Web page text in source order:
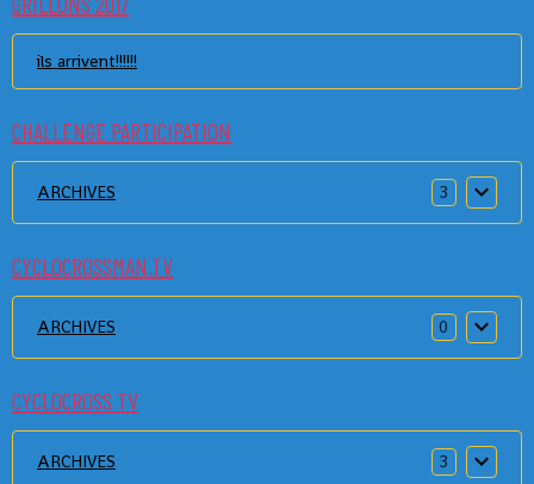
ils arrivent!!!!!!
CHALLENGE PARTICIPATION
ARCHIVES 3
CYCLOCROSSMAN.TV
ARCHIVES 0
CYCLOCROSS TV
ARCHIVES 3